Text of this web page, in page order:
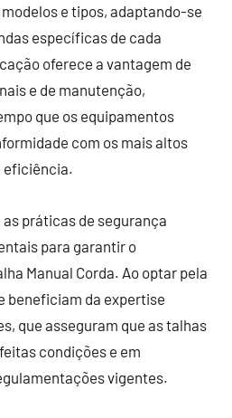
e tipos, adaptando-se
específicas de cada
oferece a vantagem de
e de manutenção,
que os equipamentos
com os mais altos
eficiência.
práticas de segurança
para garantir o
Manual Corda. Ao optar pela
beneficiam da expertise
que asseguram que as talhas
condições e em
vigentes.